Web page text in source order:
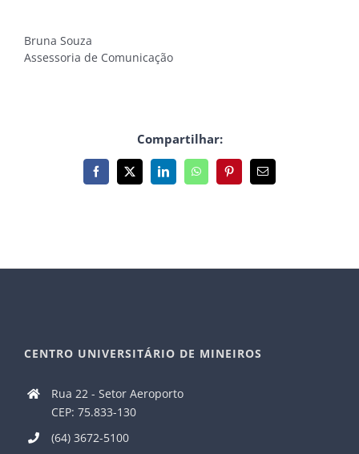
Bruna Souza
Assessoria de Comunicação
Compartilhar:
Facebook
X LinkedInWhatsAppPinterest
E-
mail
CENTRO UNIVERSITÁRIO DE MINEIROS
Rua 22 - Setor Aeroporto
CEP: 75.833-130
(64) 3672-5100